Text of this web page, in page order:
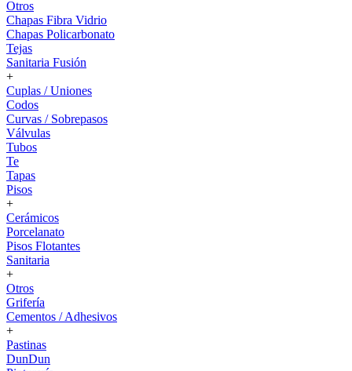
Otros
Chapas Fibra Vidrio
Chapas Policarbonato
Tejas
Sanitaria Fusión
+
Cuplas / Uniones
Codos
Curvas / Sobrepasos
Válvulas
Tubos
Te
Tapas
Pisos
+
Cerámicos
Porcelanato
Pisos Flotantes
Sanitaria
+
Otros
Grifería
Cementos / Adhesivos
+
Pastinas
DunDun